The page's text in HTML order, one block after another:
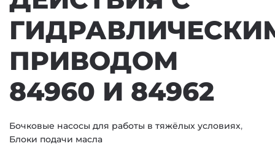
ПРИВОДОМ
84960 И 84962
Бочковые насосы для работы в тяжёлых условиях,
Блоки подачи масла